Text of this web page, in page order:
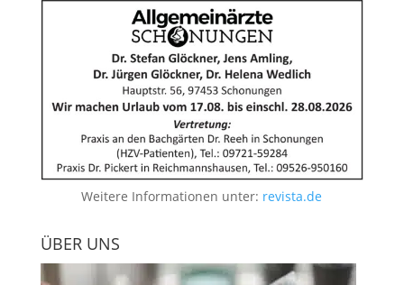
Weitere Informationen unter: revista.de
ÜBER UNS